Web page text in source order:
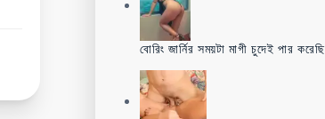
বোরিং জার্নির সময়টা মাগী চুদেই পার করেছি